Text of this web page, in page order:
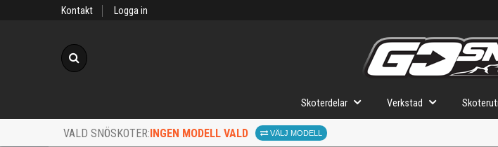
Kontakt Logga in
Skoterdelar Verkstad
VALD SNÖSKOTER:INGEN MODELL VALD VÄLJ MODELL